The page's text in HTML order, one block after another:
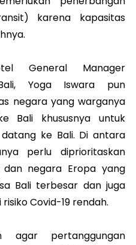
karena kapasitas
General Manager
Yoga Iswara pun
negara yang warganya
Bali khususnya untuk
ke Bali. Di antara
perlu diprioritaskan
negara Eropa yang
Bali terbesar dan juga
Covid-19 rendah.
agar pertanggungan